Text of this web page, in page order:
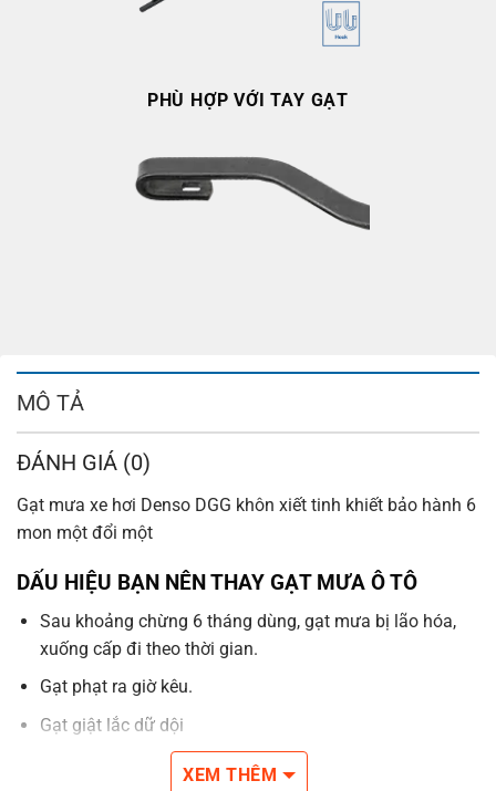
PHÙ HỢP VỚI TAY GẠT
MÔ TẢ
ĐÁNH GIÁ (0)
Gạt mưa xe hơi Denso DGG khôn xiết tinh khiết bảo hành 6
mon một đổi một
DẤU HIỆU BẠN NÊN THAY GẠT MƯA Ô TÔ
Sau khoảng chừng 6 tháng dùng, gạt mưa bị lão hóa,
xuống cấp đi theo thời gian.
Gạt phạt ra giờ kêu.
Gạt giật lắc dữ dội
Gạt chưa sạch sẽ gây cản trở tầm nhìn.
XEM THÊM